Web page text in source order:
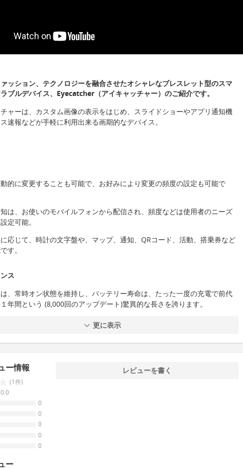
ッション、テクノロジーを融合させたオシャレなブレスレット型のスマ
ブルデバイス、Eyecatcher（アイキャッチャー）のご紹介です。
ャーは、カスタム画像の表示をはじめ、スライドショーやアプリ通知機
速報などが手軽に利用出来る画期的なデバイス。
的に変更することも可能で、お好みにより変更の頻度の設定も可能で
は、お使いのモバイルフォンから配信され、頻度などは使用者のニーズ
定可能。
応じて、時計の文字盤や、マップ、通知、QRコード、活動、搭乗券など
す。
ス
、常時オン状態を維持し、バッテリー寿命は、たった一度の充電で前代
年間という (8,000回のアップデート)驚異的な長さを誇ります。
更に表示
ー情報
(1件)
0
0
0
0
0
レビューを書く
ー